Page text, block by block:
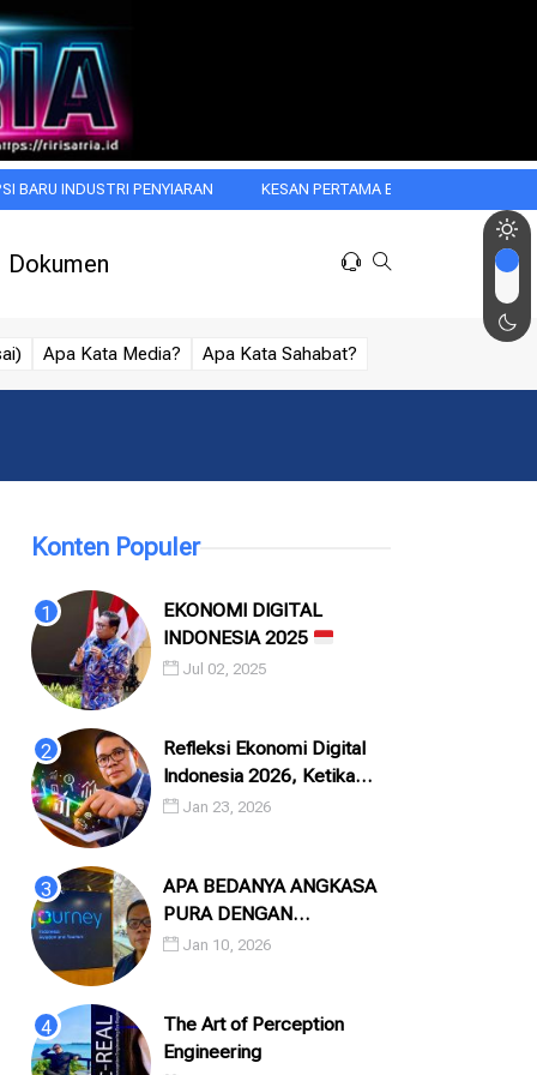
PENYIARAN KESAN PERTAMA BEGITU MENGGODA:
Dokumen
Apa Kata Media? Apa Kata Sahabat?
Konten Populer
EKONOMI DIGITAL
INDONESIA 2025
Jul 02, 2025
Refleksi Ekonomi Digital
Indonesia 2026, Ketika
Angka, Algoritma, dan
Jan 23, 2026
APA BEDANYA ANGKASA
PURA DENGAN
INJOURNEY?
Jan 10, 2026
The Art of Perception
Engineering